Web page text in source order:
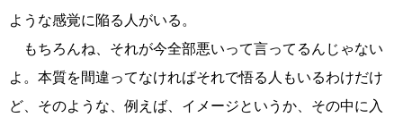
ような感覚に陥る人がいる。
もちろんね、それが今全部悪いって言ってるんじゃない
よ。本質を間違ってなければそれで悟る人もいるわけだけ
ど、そのような、例えば、イメージというか、その中に入